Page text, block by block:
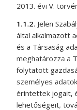
2013. évi V.
1.1.2. Jelen
által alkalmazott
és a Társaság
meghatározza a
folytatott
személyes
érintettek jogait,
lehetőségeit,